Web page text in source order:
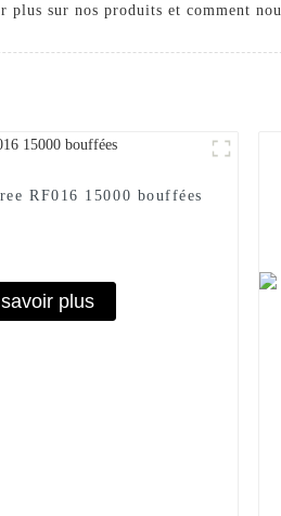
sur nos produits et comment
RF016 15000 bouffées
plus